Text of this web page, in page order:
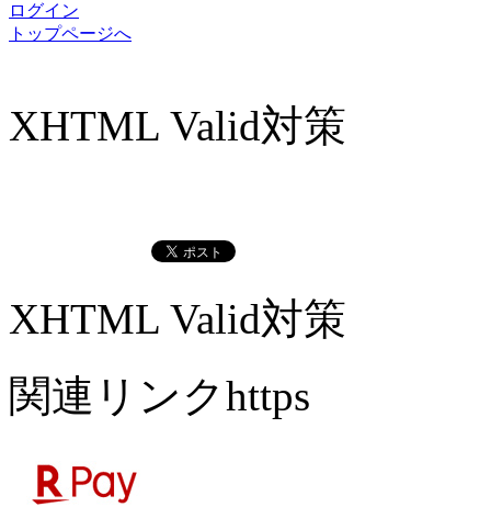
ログイン
トップページへ
XHTML Valid対策
XHTML Valid対策
関連リンクhttps